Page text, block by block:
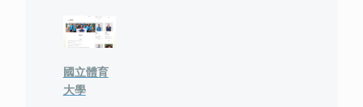
國立體育
大學